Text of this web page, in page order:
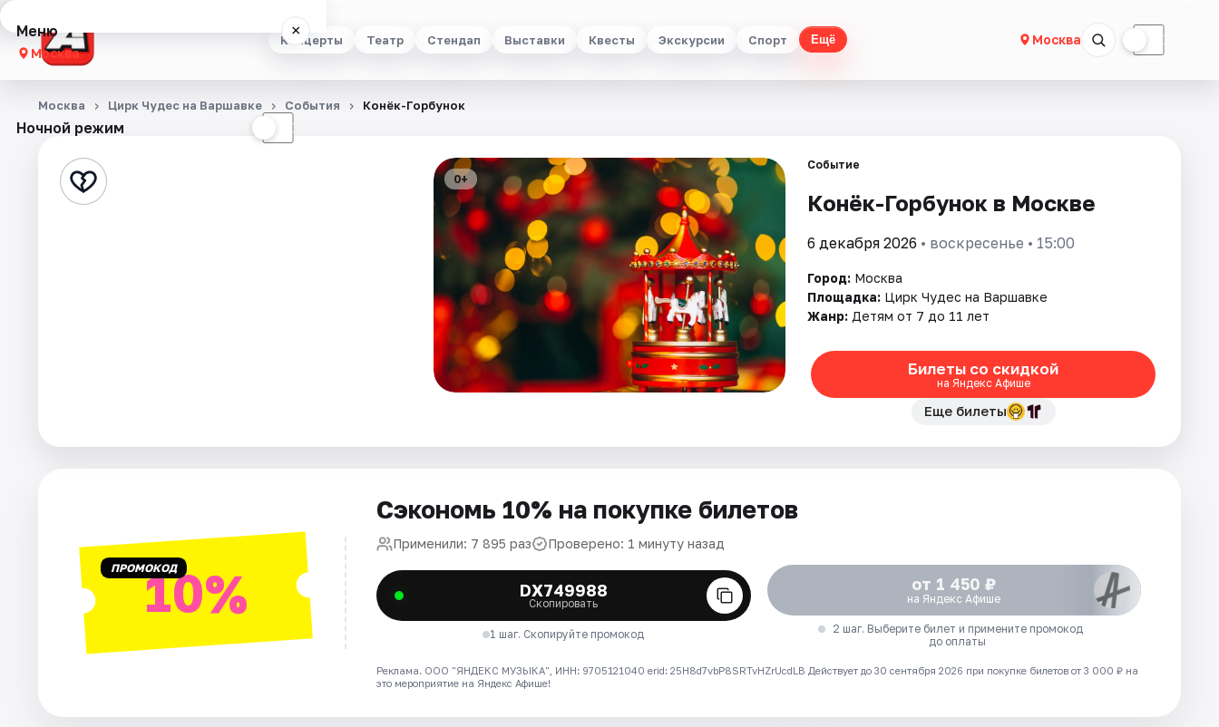
Концерты Театр Стендап Выставки Квесты Экскурсии Спорт Ещё Москва ☾
Меню ×
Москва
Концерты
Стендап
Рейтинги
Ночной режим ☾
Москва Цирк Чудес на Варшавке События Конёк-Горбунок
0+
Событие
Конёк-Горбунок в Москве
6 декабря 2026 • воскресенье • 15:00
Город: Москва
Площадка: Цирк Чудес на Варшавке
Жанр: Детям от 7 до 11 лет
Билеты со скидкой
на Яндекс Афише
Еще билеты
ПРОМОКОД10%
Сэкономь 10% на покупке билетов
Применили: 7 895 раз Проверено: 1 минуту назад
DX749988
Скопировать
1 шаг. Скопируйте промокод
от 1 450 ₽
на Яндекс Афише
2 шаг. Выберите билет и примените промокод
до оплаты
Реклама. ООО "ЯНДЕКС МУЗЫКА", ИНН: 9705121040 erid: 25H8d7vbP8SRTvHZrUcdLB Действует до 30 сентября 2026 при покупке билетов от 3 000 ₽ на
это мероприятие на Яндекс Афише!